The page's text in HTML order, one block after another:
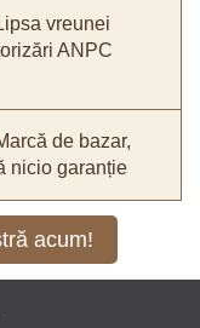
vreunei
ANPC
de bazar,
nicio garanție
acum!